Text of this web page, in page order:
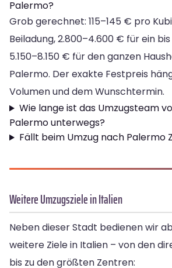
Palermo?
Grob gerechnet: 115–145 € pro
Beiladung, 2.800–4.600 € für ein
5.150–8.150 € für den ganzen
Palermo. Der exakte Festpreis
Volumen und dem Wunschtermin.
Wie lange ist das Umzugsteam
Palermo unterwegs?
Fällt beim Umzug nach Palermo
Weitere Umzugsziele in Italien
Neben dieser Stadt bedienen wir
weitere Ziele in Italien – von den
bis zu den größten Zentren: